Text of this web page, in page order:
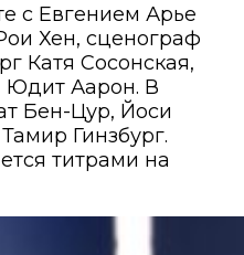
с Евгением Арье
Хен, сценограф
Катя Сосонская,
Юдит Аарон. В
Бен-Цур, Йоси
Гинзбург.
титрами на